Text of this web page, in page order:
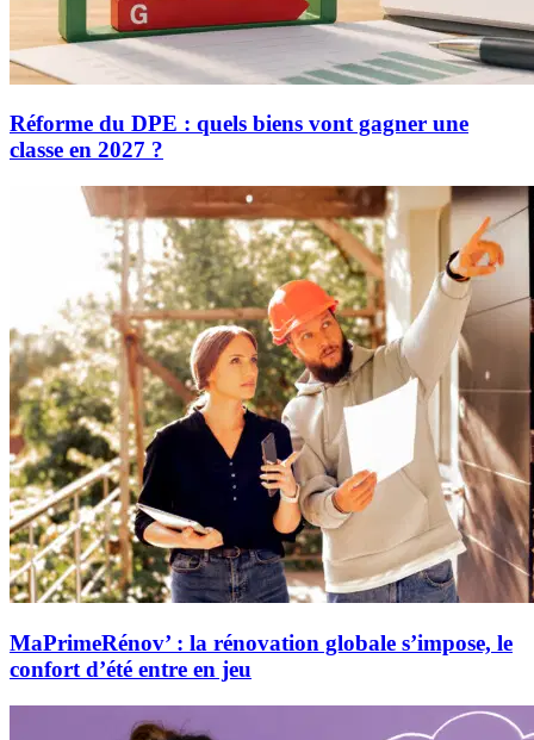
Réforme du DPE : quels biens vont gagner une
classe en 2027 ?
MaPrimeRénov’ : la rénovation globale s’impose, le
confort d’été entre en jeu